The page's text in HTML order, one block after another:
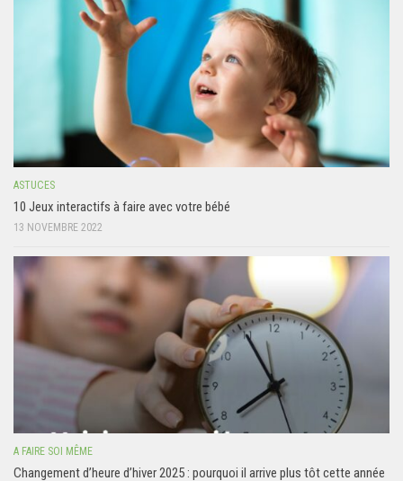
ASTUCES
10 Jeux interactifs à faire avec votre bébé
13 NOVEMBRE 2022
A FAIRE SOI MÊME
Changement d’heure d’hiver 2025 : pourquoi il arrive plus tôt cette année